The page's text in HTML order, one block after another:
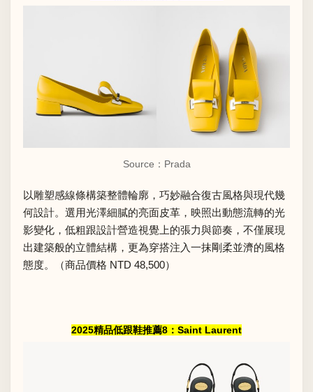
Source：Prada
以雕塑感線條構築整體輪廓，巧妙融合復古風格與現代幾
何設計。選用光澤細膩的亮面皮革，映照出動態流轉的光
影變化，低粗跟設計營造視覺上的張力與節奏，不僅展現
出建築般的立體結構，更為穿搭注入一抹剛柔並濟的風格
態度。（商品價格 NTD 48,500）
2025精品低跟鞋推薦8：Saint Laurent